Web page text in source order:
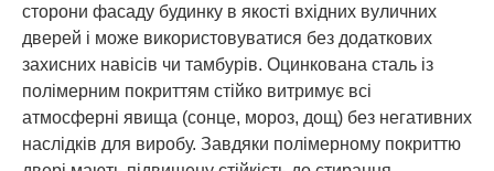
сторони фасаду будинку в якості вхідних вуличних
дверей і може використовуватися без додаткових
захисних навісів чи тамбурів. Оцинкована сталь із
полімерним покриттям стійко витримує всі
атмосферні явища (сонце, мороз, дощ) без негативних
наслідків для виробу. Завдяки полімерному покриттю